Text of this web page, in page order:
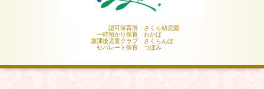
認可保育所 さくら幼児園
一時預かり保育 わかば
放課後児童クラブ さくらんぼ
セパレート保育 つぼみ